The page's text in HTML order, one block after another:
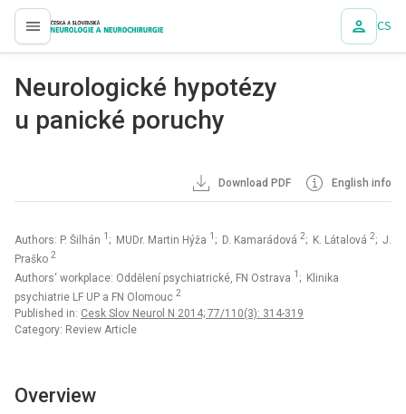
proLékaře.cz CS
Neurologické hypotézy
u panické poruchy
Download PDF English info
Authors: P. Šilhán 1 ; MUDr. Martin Hýža 1 ; D. Kamarádová 2; K. Látalová 2; J.
Praško 2
Authors‘ workplace: Oddělení psychiatrické, FN Ostrava 1 ; Klinika
psychiatrie LF UP a FN Olomouc 2
Published in: Cesk Slov Neurol N 2014; 77/110(3): 314-319
Category: Review Article
Overview